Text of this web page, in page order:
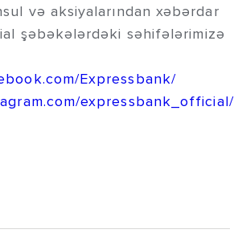
və aksiyalarından xəbərdar
şəbəkələrdəki səhifələrimizə
Expressbank/
expressbank_official/